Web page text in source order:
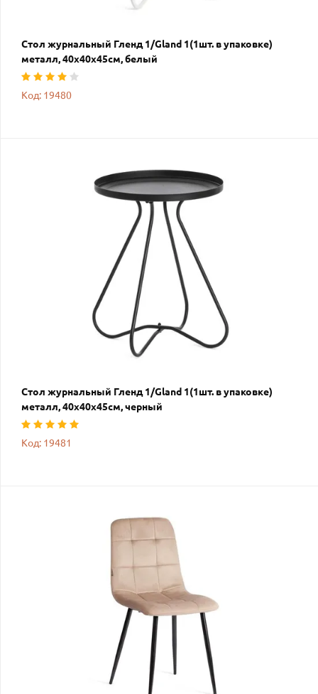
Стол журнальный Гленд 1/Gland 1(1шт. в упаковке)
металл, 40х40х45см, белый
Код: 19480
Стол журнальный Гленд 1/Gland 1(1шт. в упаковке)
металл, 40х40х45см, черный
Код: 19481